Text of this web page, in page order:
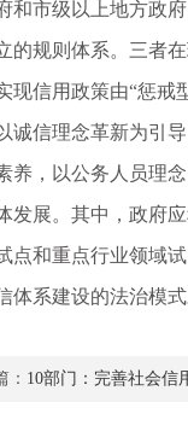
和市级以上地方政
的规则体系。三者
现信用政策由“惩戒
信理念革新为引导
养，以公务人员理
发展。其中，政府
点和重点行业领域
体系建设的法治模
： 10部门：完善社会信